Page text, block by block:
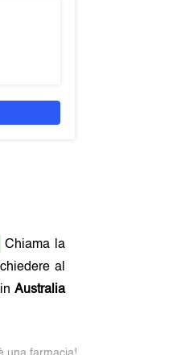
Chiama la
al
Australia